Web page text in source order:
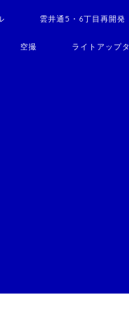
雲井通5・6丁目再開発
空撮 ライトアップ